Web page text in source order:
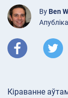
By Ben
Кіраванне